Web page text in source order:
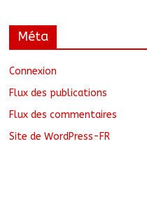
Méta
Connexion
Flux des publications
Flux des commentaires
Site de WordPress-FR